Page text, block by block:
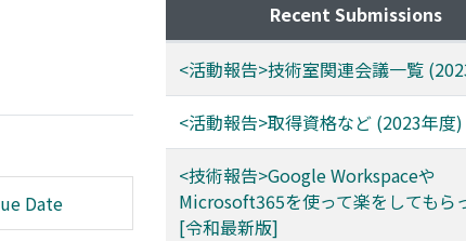
Date
Recent Submissions
<活動報告>技術室関連会議⼀覧
<活動報告>取得資格など (2023年度)
<技術報告>Google Workspaceや
Microsoft365を使って楽をしてもら
[令和最新版]